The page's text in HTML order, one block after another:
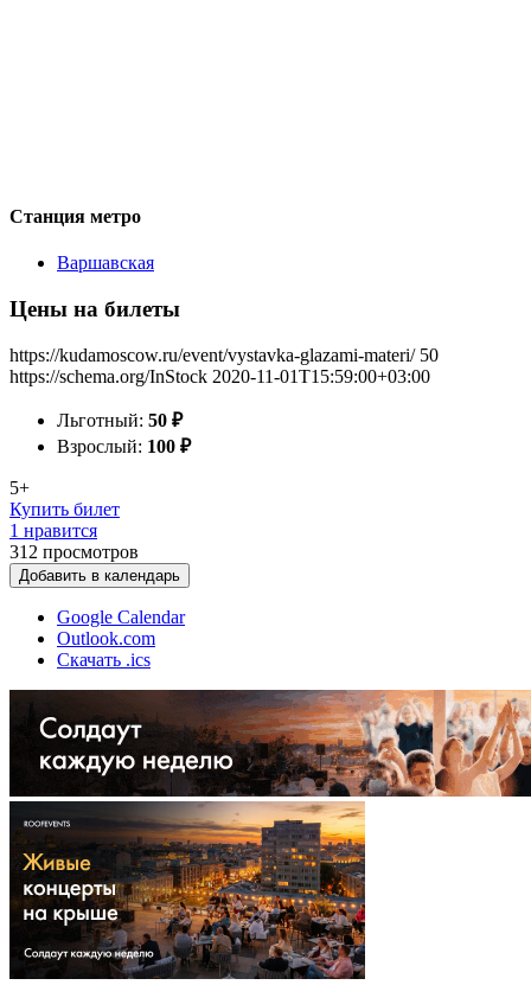
Станция метро
Варшавская
Цены на билеты
https://kudamoscow.ru/event/vystavka-glazami-materi/ 50
https://schema.org/InStock 2020-11-01T15:59:00+03:00
Льготный: 50 ₽
Взрослый: 100 ₽
5+
Купить билет
1 нравится
312 просмотров
Добавить в календарь
Google Calendar
Outlook.com
Скачать .ics